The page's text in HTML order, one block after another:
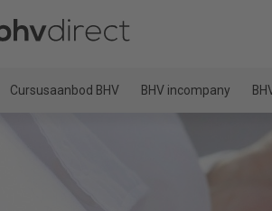
Cursusaanbod BHV BHV incompany